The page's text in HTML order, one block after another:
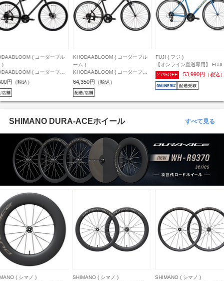
( コーダーブル
)
( コーダーブル
) クロスバイク RAIL DISC (
身長目安175cm前後 )
円 （税込）
KHODAABLOOM ( コーダーブル
ーム )
KHODAABLOOM ( コーダーブル
ーム ) クロスバイク RAIL ST ( レ
440 (身長目安175cm前後)
64,350円 （税込）
FUJI ( フジ )
【オンライン直送専用】 FUJI
ジ ) クロスバイク RAIZ ( ライ
ペールネイビー 21 (身長目安
180cm前後)
27%OFF 53,990円 （税込
SHIMANO DURA-ACEホイール すべて見る
( シマノ )
SHIMANO ( シマノ )
SHIMANO ( シマノ )